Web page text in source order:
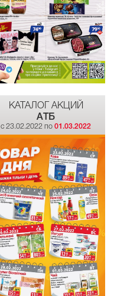
КАТАЛОГ АКЦИЙ
АТБ
c 23.02.2022 по01.03.2022